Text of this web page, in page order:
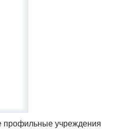
профильные учреждения